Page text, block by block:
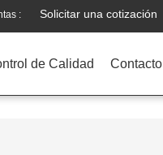
: Solicitar una cotización
de Calidad Contacto